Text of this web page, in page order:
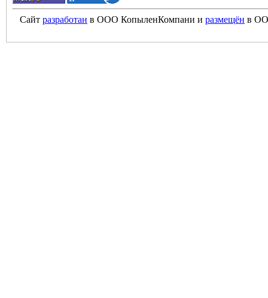
Сайт разработан в ООО КопыленКомпани и размещён в